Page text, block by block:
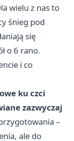
wielu z nas to
śnieg pod
się
o 6 rano.
i co
ku czci
zazwyczaj
–
ale do